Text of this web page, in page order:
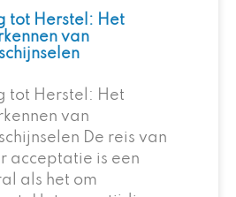
tot Herstel: Het
van
tot Herstel: Het
van
De reis van
acceptatie is een
als het om